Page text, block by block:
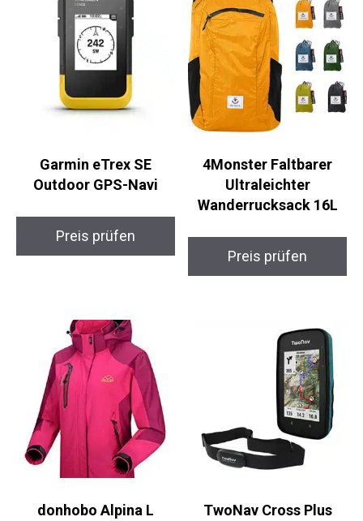
Garmin eTrex SE
Outdoor GPS-Navi
Preis prüfen
4Monster Faltbarer
Ultraleichter
Wanderrucksack 16L
Preis prüfen
donhobo Alpina L
TwoNav Cross Plus